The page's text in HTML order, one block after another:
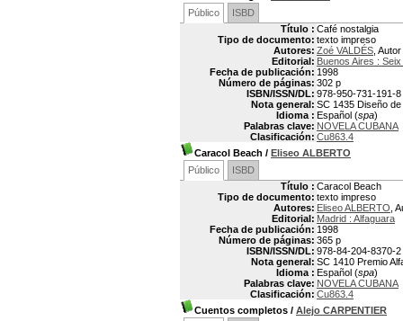
Público
ISBD
Título : Café nostalgia
Tipo de documento: texto impreso
Autores: Zoé VALDÉS , Autor
Editorial: Buenos Aires :
Fecha de publicación: 1998
Número de páginas: 302 p
ISBN/ISSN/DL: 978-950-731-191-8
Nota general: SC 1435 Diseño
Idioma : Español (spa)
Palabras clave: NOVELA CUBANA
Clasificación: Cu863.4
Caracol Beach / Eliseo ALBERTO
Público
ISBD
Título : Caracol Beach
Tipo de documento: texto impreso
Autores: Eliseo ALBERTO ,
Editorial: Madrid : Alfaguara
Fecha de publicación: 1998
Número de páginas: 365 p
ISBN/ISSN/DL: 978-84-204-8370-2
Nota general: SC 1410 Premio
Idioma : Español (spa)
Palabras clave: NOVELA CUBANA
Clasificación: Cu863.4
Cuentos completos / Alejo CARPENTIER